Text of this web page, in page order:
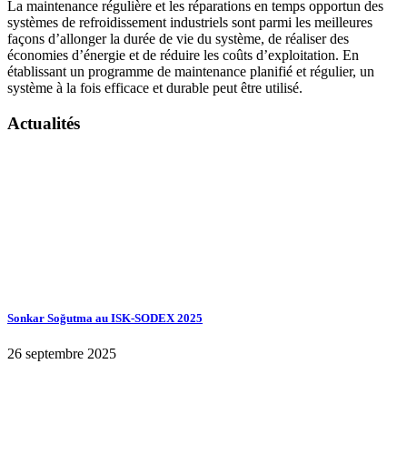
La maintenance régulière et les réparations en temps opportun des
systèmes de refroidissement industriels sont parmi les meilleures
façons d’allonger la durée de vie du système, de réaliser des
économies d’énergie et de réduire les coûts d’exploitation. En
établissant un programme de maintenance planifié et régulier, un
système à la fois efficace et durable peut être utilisé.
Actualités
Sonkar Soğutma au ISK-SODEX 2025
26 septembre 2025